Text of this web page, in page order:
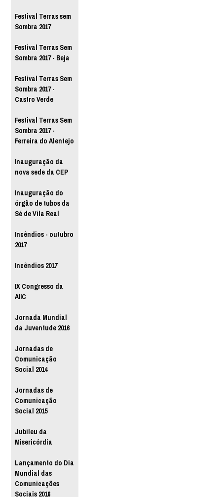
Festival Terras sem
Sombra 2017
Festival Terras Sem
Sombra 2017 - Beja
Festival Terras Sem
Sombra 2017 -
Castro Verde
Festival Terras Sem
Sombra 2017 -
Ferreira do Alentejo
Inauguração da
nova sede da CEP
Inauguração do
órgão de tubos da
Sé de Vila Real
Incêndios - outubro
2017
Incêndios 2017
IX Congresso da
AIIC
Jornada Mundial
da Juventude 2016
Jornadas de
Comunicação
Social 2014
Jornadas de
Comunicação
Social 2015
Jubileu da
Misericórdia
Lançamento do Dia
Mundial das
Comunicações
Sociais 2016